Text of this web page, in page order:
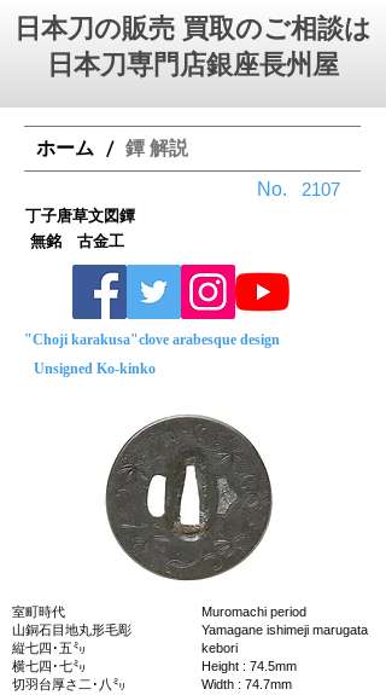
日本刀の販売 買取のご相談は
日本刀専門店銀座⻑州屋
ホーム / 鐔 解説
No.
無銘 古金工
"Choji karakusa"clove arabesque design
Unsigned Ko-kinko
室町時代
山銅石目地丸形毛彫
縦七四･五㍉
横七四･七㍉
切羽台厚さ二･八㍉
Muromachi period
Yamagane ishimeji marugata
kebori
Height : 74.5mm
Width : 74.7mm
丁子唐草文図鐔
2107